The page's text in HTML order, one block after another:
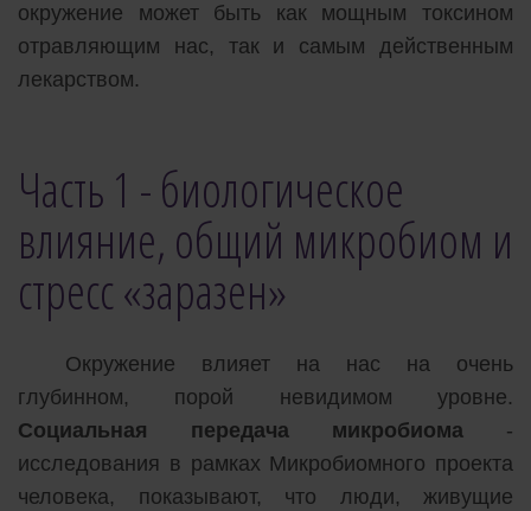
окружение может быть как мощным токсином
отравляющим нас, так и самым действенным
лекарством.
Часть 1 - биологическое
влияние, общий микробиом и
стресс «заразен»
Окружение влияет на нас на очень
глубинном, порой невидимом уровне.
Социальная передача микробиома -
исследования в рамках Микробиомного проекта
человека, показывают, что люди, живущие